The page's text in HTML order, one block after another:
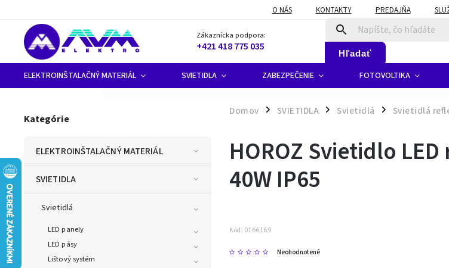
O NÁS KONTAKTY PREDAJŇA
Zákaznícka podpora:
+421 418 775 035 Hľadať
ELEKTROINŠTALAČNÝ MATERIÁL SVIETIDLA ZABEZPEČENIE FOTOVOLTIKA
Domov / SVIETIDLA / Svietidlá / Svietidlá
Kategórie
ELEKTROINŠTALAČNÝ MATERIÁL
SVIETIDLA
Svietidlá
LED panely
LED pásy
Lištový systém
HOROZ Svietidlo
40W IP65
Kód: 0166169
Neohodnotené